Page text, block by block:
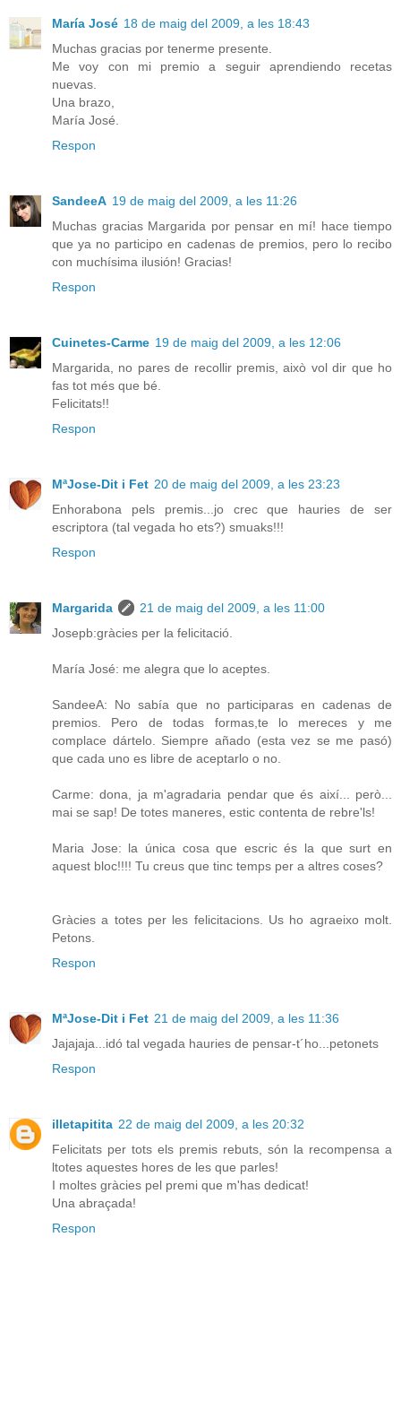
María José 18 de maig del 2009, a les 18:43
Muchas gracias por tenerme presente.
Me voy con mi premio a seguir aprendiendo recetas
nuevas.
Una brazo,
María José.
Respon
SandeeA 19 de maig del 2009, a les 11:26
Muchas gracias Margarida por pensar en mí! hace tiempo
que ya no participo en cadenas de premios, pero lo recibo
con muchísima ilusión! Gracias!
Respon
Cuinetes-Carme 19 de maig del 2009, a les 12:06
Margarida, no pares de recollir premis, això vol dir que ho
fas tot més que bé.
Felicitats!!
Respon
MªJose-Dit i Fet 20 de maig del 2009, a les 23:23
Enhorabona pels premis...jo crec que hauries de ser
escriptora (tal vegada ho ets?) smuaks!!!
Respon
Margarida
21 de maig del 2009, a les 11:00
Josepb:gràcies per la felicitació.
María José: me alegra que lo aceptes.
SandeeA: No sabía que no participaras en cadenas de
premios. Pero de todas formas,te lo mereces y me
complace dártelo. Siempre añado (esta vez se me pasó)
que cada uno es libre de aceptarlo o no.
Carme: dona, ja m'agradaria pendar que és així... però...
mai se sap! De totes maneres, estic contenta de rebre'ls!
Maria Jose: la única cosa que escric és la que surt en
aquest bloc!!!! Tu creus que tinc temps per a altres coses?
Gràcies a totes per les felicitacions. Us ho agraeixo molt.
Petons.
Respon
MªJose-Dit i Fet 21 de maig del 2009, a les 11:36
Jajajaja...idó tal vegada hauries de pensar-t´ho...petonets
Respon
illetapitita 22 de maig del 2009, a les 20:32
Felicitats per tots els premis rebuts, són la recompensa a
ltotes aquestes hores de les que parles!
I moltes gràcies pel premi que m'has dedicat!
Una abraçada!
Respon